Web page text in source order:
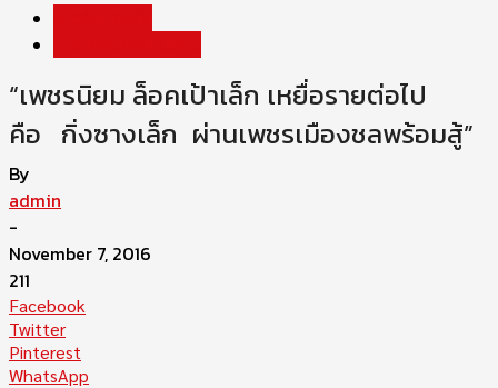
“เพชรนิยม ล็อคเป้าเล็ก เหยื่อรายต่อไป
คือ กิ่งซางเล็ก ผ่านเพชรเมืองชลพร้อมสู้”
By
admin
-
November 7, 2016
211
Facebook
Twitter
Pinterest
WhatsApp